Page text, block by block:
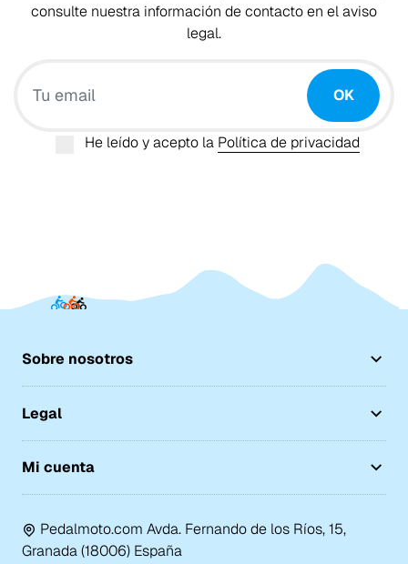
consulte nuestra información de contacto en el aviso
legal.
OK
He leído y acepto la Política de privacidad
Sobre nosotros
Legal
Mi cuenta
Pedalmoto.com Avda. Fernando de los Ríos, 15,
Granada (18006) España